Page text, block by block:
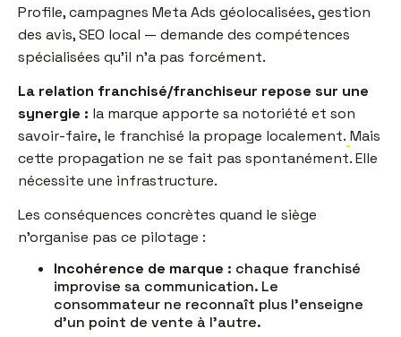
Profile, campagnes Meta Ads géolocalisées, gestion
des avis, SEO local — demande des compétences
spécialisées qu'il n'a pas forcément.
La relation franchisé/franchiseur repose sur une
synergie : la marque apporte sa notoriété et son
savoir-faire, le franchisé la propage localement. Mais
cette propagation ne se fait pas spontanément. Elle
nécessite une infrastructure.
Les conséquences concrètes quand le siège
n'organise pas ce pilotage :
Incohérence de marque : chaque franchisé
improvise sa communication. Le
consommateur ne reconnaît plus l'enseigne
d'un point de vente à l'autre.